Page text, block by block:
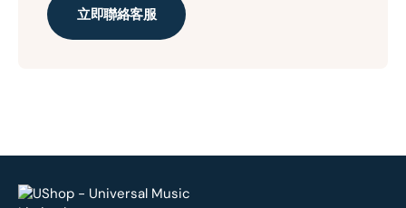
立即聯絡客服